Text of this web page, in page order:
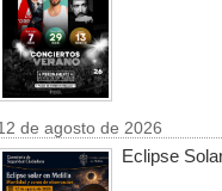
de agosto de 2026
Eclipse